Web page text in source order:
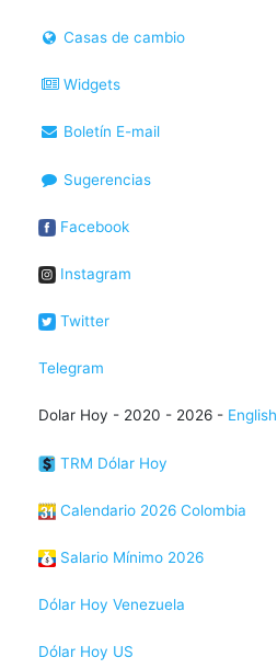
Casas de cambio
Widgets
Boletín E-mail
Sugerencias
Facebook
Instagram
Twitter
Telegram
Dolar Hoy - 2020 - 2026 - English
TRM Dólar Hoy
Calendario 2026 Colombia
Salario Mínimo 2026
Dólar Hoy Venezuela
Dólar Hoy US